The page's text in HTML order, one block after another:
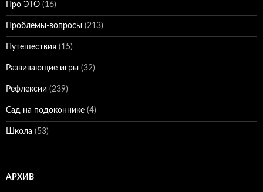
Про ЭТО (16)
Проблемы-вопросы (213)
Путешествия (15)
Развивающие игры (32)
Рефлексии (239)
Сад на подоконнике (4)
Школа (53)
АРХИВ